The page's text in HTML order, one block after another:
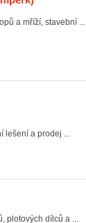
a mříží, stavební ...
lešení a prodej ...
plotových dílců a ...